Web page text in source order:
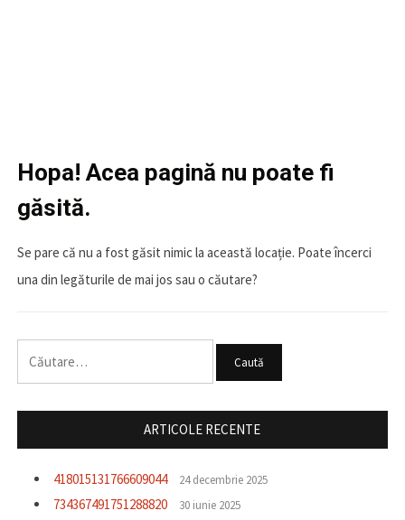
Hopa! Acea pagină nu poate fi
găsită.
Se pare că nu a fost găsit nimic la această locație. Poate încerci
una din legăturile de mai jos sau o căutare?
ARTICOLE RECENTE
418015131766609044 24 decembrie 2025
734367491751288820 30 iunie 2025